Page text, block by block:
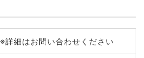
※詳細はお問い合わせください